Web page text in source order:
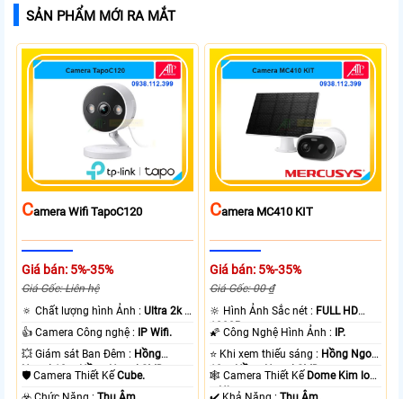
SẢN PHẨM MỚI RA MẮT
CAmera Wifi TapoC120
Giá bán: 5%-35%
Giá Gốc: Liên hệ
🔅 Chất lượng hình Ảnh :Ultra 2k +
.
👍 Camera Công nghệ :
IP Wifi.
💥 Giám sát Ban Đêm : Hồng
Ngoại 10m Hồng Ngoại SMD.
🛡 Camera Thiết KếCube.
CAmera MC410 KIT
Giá bán: 5%-35%
Giá Gốc: 00 ₫
🔆 Hình Ảnh Sắc nét : FULL HD
1080P .
🌠 Công Nghệ Hình Ảnh :
IP.
⭐ Khi xem thiếu sáng : Hồng Ngoại
10m Hồng Ngoại SMD.
🕸️ Camera Thiết Kế Dome Kim loại
+ Nhựa.